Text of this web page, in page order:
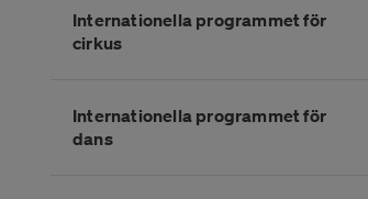
Internationella programmet för
cirkus
Internationella programmet för
dans